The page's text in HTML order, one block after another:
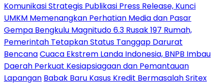
Komunikasi Strategis Publikasi Press Release, Kunci
UMKM Memenangkan Perhatian Media dan Pasar
Gempa Bengkulu Magnitudo 6.3 Rusak 197 Rumah,
Pemerintah Tetapkan Status Tanggap Darurat
BencanaCuaca Ekstrem Landa Indonesia, BNPB Imbau
Daerah Perkuat Kesiapsiagaan dan Pemantauan
Lapangan Babak Baru Kasus Kredit Bermasalah Sritex